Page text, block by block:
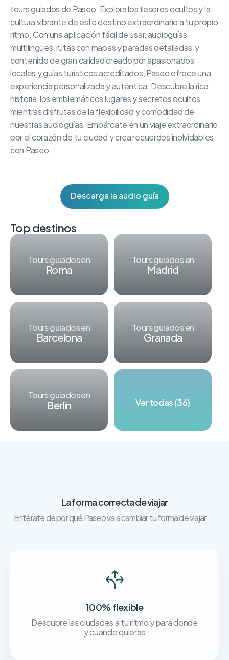
tours guiados de Paseo. Explora los tesoros ocultos y la
cultura vibrante de este destino extraordinario a tu propio
ritmo. Con una aplicación fácil de usar, audioguías
multilingües, rutas con mapas y paradas detalladas y
contenido de gran calidad creado por apasionados
locales y guías turísticos acreditados, Paseo ofrece una
experiencia personalizada y auténtica. Descubre la rica
historia, los emblemáticos lugares y secretos ocultos
mientras disfrutas de la flexibilidad y comodidad de
nuestras audioguías. Embárcate en un viaje extraordinario
por el corazón de tu ciudad y crea recuerdos inolvidables
con Paseo.
Descarga la audio guía
Top destinos
Tours guiados en
Roma
Tours guiados en
Madrid
Tours guiados en
Barcelona
Tours guiados en
Granada
Tours guiados en
Berlin Ver todas (36)
La forma correcta de viajar
Entérate de por qué Paseo va a cambiar tu forma de viajar
100% flexible
Descubre las ciudades a tu ritmo y para donde
y cuando quieras